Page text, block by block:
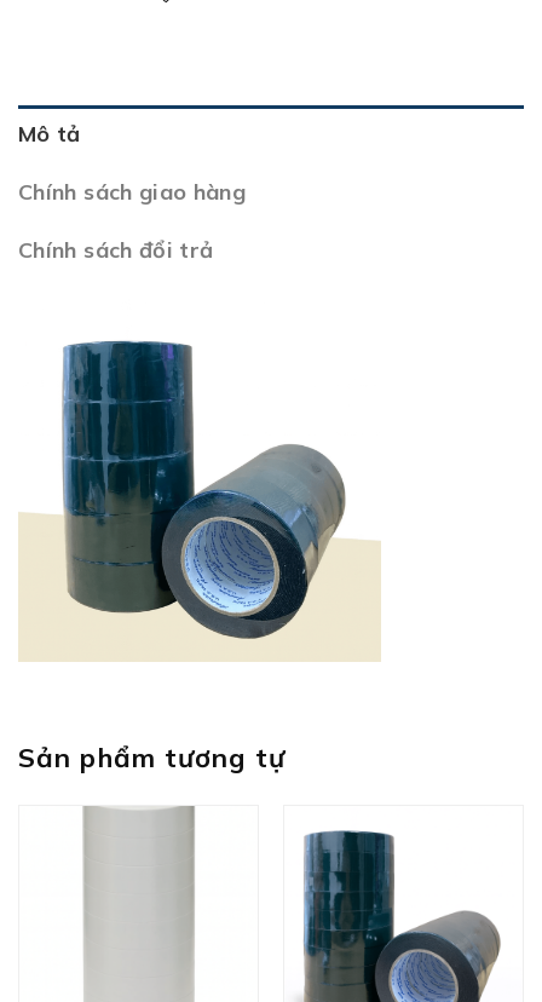
Mô tả
Chính sách giao hàng
Chính sách đổi trả
Sản phẩm tương tự